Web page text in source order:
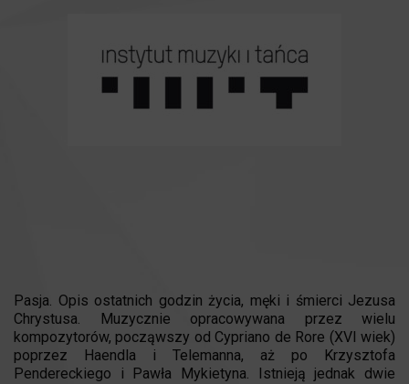
Pasja. Opis ostatnich godzin życia, męki i śmierci Jezusa
Chrystusa. Muzycznie opracowywana przez wielu
kompozytorów, począwszy od Cypriano de Rore (XVI wiek)
poprzez Haendla i Telemanna, aż po Krzysztofa
Pendereckiego i Pawła Mykietyna. Istnieją jednak dwie